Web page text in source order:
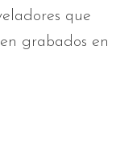
que
grabados en